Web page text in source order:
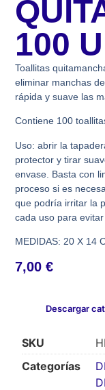
100
Toallitas
eliminar manchas
rápida y suave las
Contiene 100
Uso: abrir la
protector y tirar
envase. Basta con
proceso si es
que podría irritar la
cada uso para
MEDIDAS: 20 X 14
7,00€
Descargar
SKU
Categorías